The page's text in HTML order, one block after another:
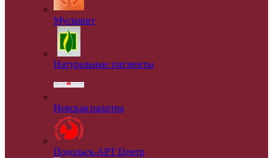
Мусковит
Натуральные пигменты
Невская палитра
Подольск-АРТ Центр